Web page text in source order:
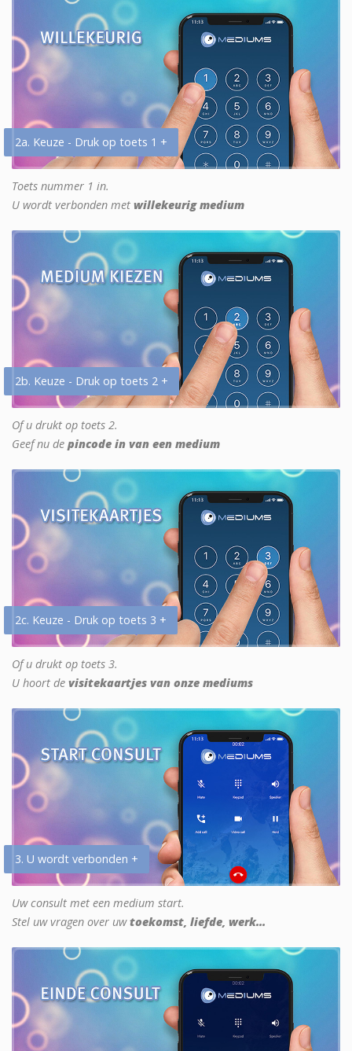
2a. Keuze - Druk op toets 1 +
Toets nummer 1 in.
U wordt verbonden met willekeurig medium
2b. Keuze - Druk op toets 2 +
Of u drukt op toets 2.
Geef nu de pincode in van een medium
2c. Keuze - Druk op toets 3 +
Of u drukt op toets 3.
U hoort de visitekaartjes van onze mediums
3. U wordt verbonden +
Uw consult met een medium start.
Stel uw vragen over uwtoekomst, liefde, werk...